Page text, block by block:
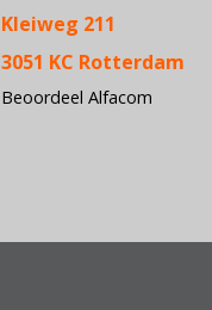
Kleiweg 211
3051 KC Rotterdam
Beoordeel Alfacom